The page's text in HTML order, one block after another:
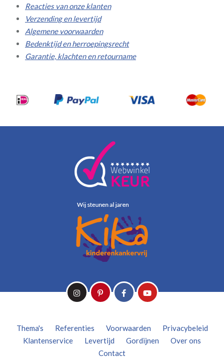
Reacties van onze klanten
Verzending en levertijd
Algemene voorwaarden
Bedenktijd en herroepingsrecht
Garantie, klachten en retourname
Thema's Referenties Voorwaarden
Privacybeleid
Klantenservice
Levertijd Gordijnen
Over ons
Contact